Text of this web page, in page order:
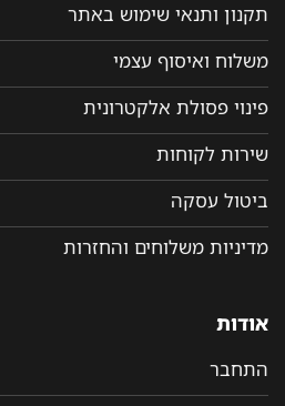
תקנון ותנאי שימוש באתר
משלוח ואיסוף עצמי
פינוי פסולת אלקטרונית
שירות לקוחות
ביטול עסקה
מדיניות משלוחים והחזרות
אודות
התחבר